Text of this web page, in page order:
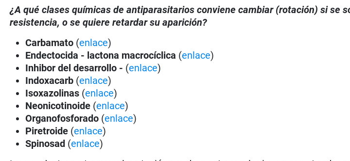
¿A qué clases químicas de antiparasitarios conviene cambiar (rotación) si se
resistencia, o se quiere retardar su aparición?
Carbamato (enlace)
Endectocida - lactona macrocíclica (enlace)
Inhibor del desarrollo - (enlace)
Indoxacarb (enlace)
Isoxazolinas (enlace)
Neonicotinoide (enlace)
Organofosforado (enlace)
Piretroide (enlace)
Spinosad (enlace)